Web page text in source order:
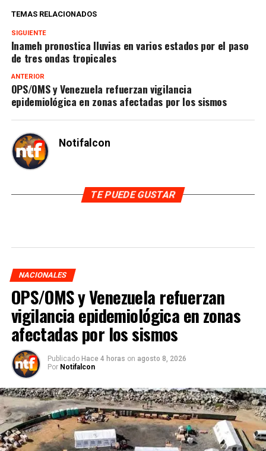
TEMAS RELACIONADOS
SIGUIENTE
Inameh pronostica lluvias en varios estados por el paso
de tres ondas tropicales
ANTERIOR
OPS/OMS y Venezuela refuerzan vigilancia
epidemiológica en zonas afectadas por los sismos
Notifalcon
TE PUEDE GUSTAR
NACIONALES
OPS/OMS y Venezuela refuerzan
vigilancia epidemiológica en zonas
afectadas por los sismos
Publicado Hace 4 horas on agosto 8, 2026
Por Notifalcon